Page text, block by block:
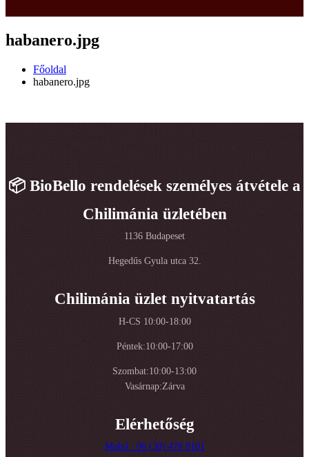
habanero.jpg
Főoldal
habanero.jpg
📦 BioBello rendelések személyes átvétele a
Chilimánia üzletében
1136 Budapeset
Hegedűs Gyula utca 32.
Chilimánia üzlet nyitvatartás
H-CS 10:00-18:00
Péntek:10:00-17:00
Szombat:10:00-13:00
Vasárnap:Zárva
Elérhetőség
Mobil : 06 (30) 478 8101